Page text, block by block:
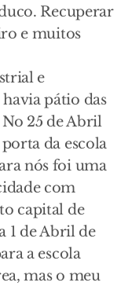
Recuperar
e muitos
e
pátio das
No 25 de Abril
da escola
nós foi uma
com
capital de
1 de Abril de
a escola
mas o meu